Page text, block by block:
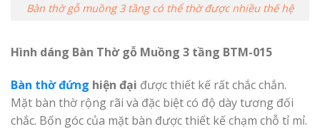
Bàn thờ gỗ muồng 3 tầng có thể thờ được nhiều thế hệ
Hình dáng Bàn Thờ gỗ Muồng 3 tầng BTM-015
Bàn thờ đứng hiện đại được thiết kế rất chắc chắn.
Mặt bàn thờ rộng rãi và đặc biệt có độ dày tương đối
chắc. Bốn góc của mặt bàn được thiết kế chạm chỗ tỉ mỉ.